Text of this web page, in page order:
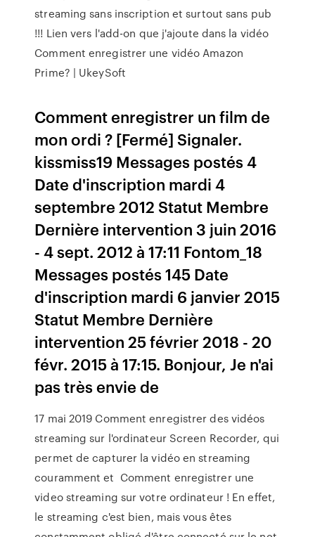
streaming sans inscription et surtout sans pub
!!! Lien vers l'add-on que j'ajoute dans la vidéo
Comment enregistrer une vidéo Amazon
Prime? | UkeySoft
Comment enregistrer un film de
mon ordi ? [Fermé] Signaler.
kissmiss19 Messages postés 4
Date d'inscription mardi 4
septembre 2012 Statut Membre
Dernière intervention 3 juin 2016
- 4 sept. 2012 à 17:11 Fontom_18
Messages postés 145 Date
d'inscription mardi 6 janvier 2015
Statut Membre Dernière
intervention 25 février 2018 - 20
févr. 2015 à 17:15. Bonjour, Je n'ai
pas très envie de
17 mai 2019 Comment enregistrer des vidéos
streaming sur l'ordinateur Screen Recorder, qui
permet de capturer la vidéo en streaming
couramment et Comment enregistrer une
video streaming sur votre ordinateur ! En effet,
le streaming c'est bien, mais vous êtes